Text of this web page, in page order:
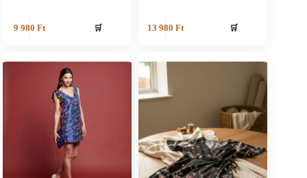
9 980Ft 🛒 13 980 Ft 🛒